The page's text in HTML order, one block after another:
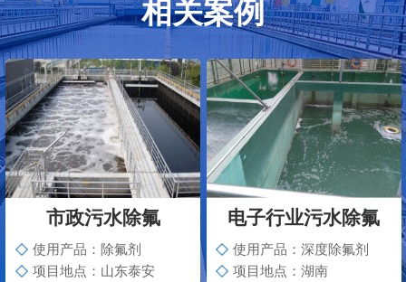
相关案例
市政污水除氟
使用产品：除氟剂
项目地点：山东泰安
电子行业污水除氟
使用产品：深度除氟剂
项目地点：湖南